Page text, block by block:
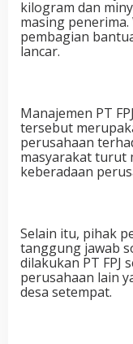
kilogram dan
masing
pembagian
lancar.
Manajemen PT
tersebut
perusahaan
masyarakat turut
keberadaan
Selain itu, pihak
tanggung jawab
dilakukan PT FPJ
perusahaan lain
desa setempat.